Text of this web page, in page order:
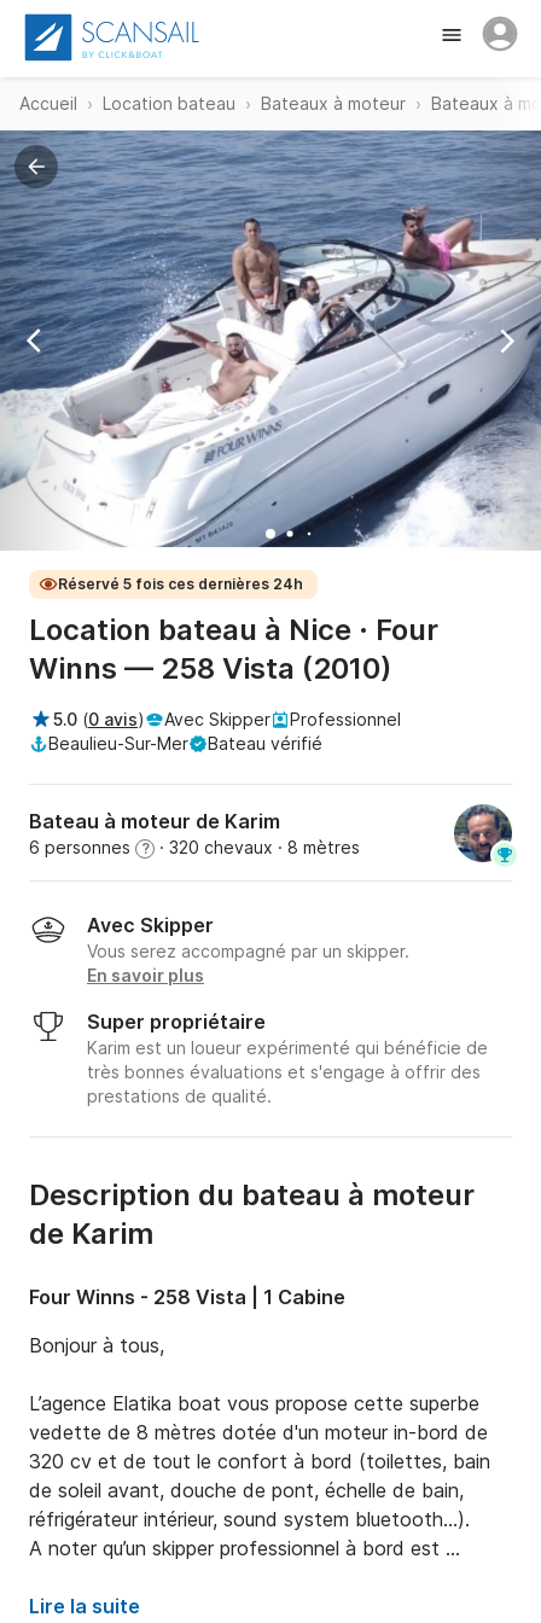
Accueil Location bateau Bateaux à moteur Bateaux à
Réservé 5 fois ces dernières 24h
Location bateau à Nice · Four
Winns — 258 Vista (2010)
5.0 (0 avis) Avec Skipper
Professionnel
Beaulieu-Sur-Mer
Bateau vérifié
Bateau à moteur de Karim
6 personnes ? · 320 chevaux · 8 mètres
Avec Skipper
Vous serez accompagné par un skipper.
En savoir plus
Super propriétaire
Karim est un loueur expérimenté qui bénéficie de
très bonnes évaluations et s'engage à offrir des
prestations de qualité.
Description du bateau à moteur
de Karim
Four Winns - 258 Vista | 1 Cabine
Bonjour à tous,
L’agence Elatika boat vous propose cette superbe
vedette de 8 mètres dotée d'un moteur in-bord de
320 cv et de tout le confort à bord (toilettes, bain
de soleil avant, douche de pont, échelle de bain,
réfrigérateur intérieur, sound system bluetooth...).
A noter qu’un skipper professionnel à bord est
bateau.
Lire la suite